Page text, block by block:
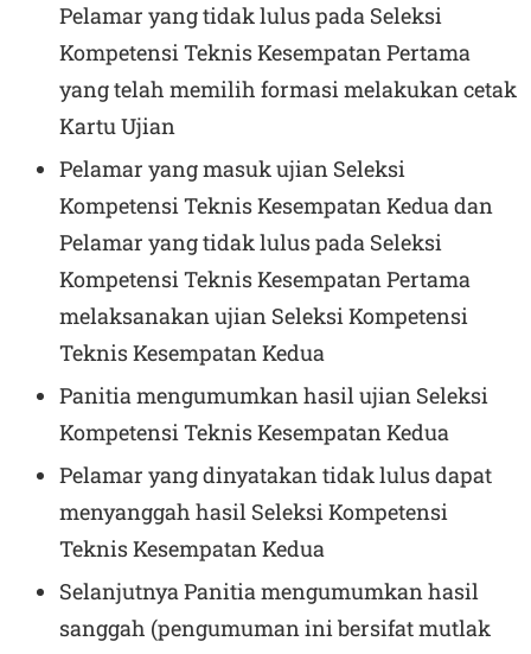
Pelamar yang tidak lulus pada Seleksi
Kompetensi Teknis Kesempatan Pertama
yang telah memilih formasi melakukan cetak
Kartu Ujian
Pelamar yang masuk ujian Seleksi
Kompetensi Teknis Kesempatan Kedua dan
Pelamar yang tidak lulus pada Seleksi
Kompetensi Teknis Kesempatan Pertama
melaksanakan ujian Seleksi Kompetensi
Teknis Kesempatan Kedua
Panitia mengumumkan hasil ujian Seleksi
Kompetensi Teknis Kesempatan Kedua
Pelamar yang dinyatakan tidak lulus dapat
menyanggah hasil Seleksi Kompetensi
Teknis Kesempatan Kedua
Selanjutnya Panitia mengumumkan hasil
sanggah (pengumuman ini bersifat mutlak